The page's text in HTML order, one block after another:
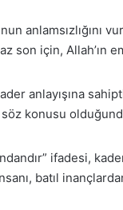
anlamsızlığını
son için, Allah’ın
anlayışına
konusu
ifadesi,
batıl